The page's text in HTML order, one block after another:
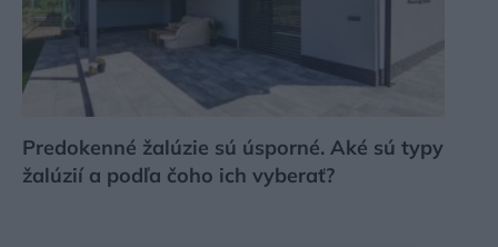
Predokenné žalúzie sú úsporné. Aké sú typy
žalúzií a podľa čoho ich vyberať?